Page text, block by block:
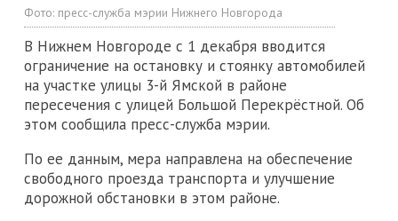
Фото: пресс-служба мэрии Нижнего Новгорода
В Нижнем Новгороде с 1 декабря вводится
ограничение на остановку и стоянку автомобилей
на участке улицы 3-й Ямской в районе
пересечения с улицей Большой Перекрёстной. Об
этом сообщила пресс-служба мэрии.
По ее данным, мера направлена на обеспечение
свободного проезда транспорта и улучшение
дорожной обстановки в этом районе.